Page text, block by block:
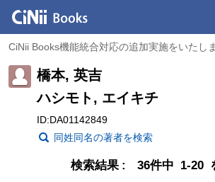
CiNii Books機能統合対応の追加実施をいたし
橋本, 英吉
ハシモト, エイキチ
ID:DA01142849
同姓同名の著者を検索
検索結果 36件中 1-20